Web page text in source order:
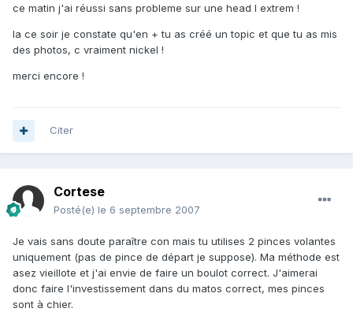
ce matin j'ai réussi sans probleme sur une head I extrem !
la ce soir je constate qu'en + tu as créé un topic et que tu as mis
des photos, c vraiment nickel !
merci encore !
Citer
Cortese
Posté(e) le 6 septembre 2007
Je vais sans doute paraître con mais tu utilises 2 pinces volantes
uniquement (pas de pince de départ je suppose). Ma méthode est
asez vieillote et j'ai envie de faire un boulot correct. J'aimerai
donc faire l'investissement dans du matos correct, mes pinces
sont à chier.